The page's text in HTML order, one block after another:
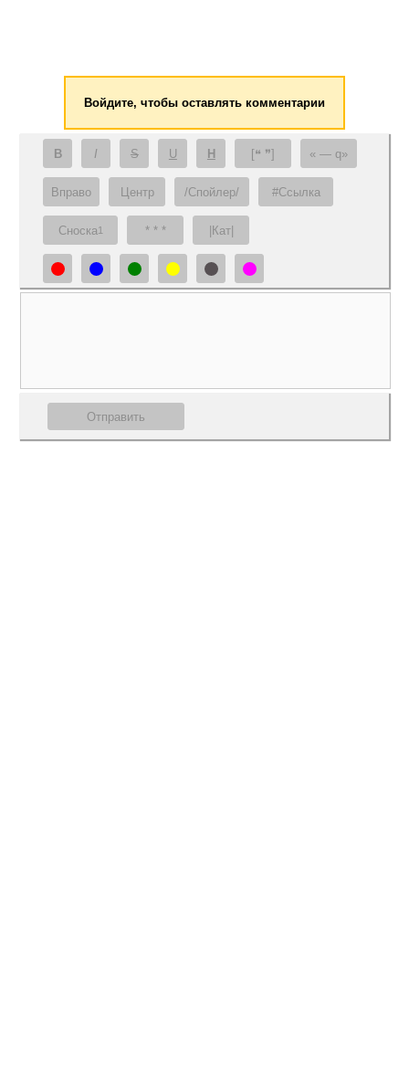
Войдите, чтобы оставлять комментарии
B I S U H [❝ ❞] — q
Вправо Центр /Спойлер/ #Ссылка
Сноска1 * * * |Кат|